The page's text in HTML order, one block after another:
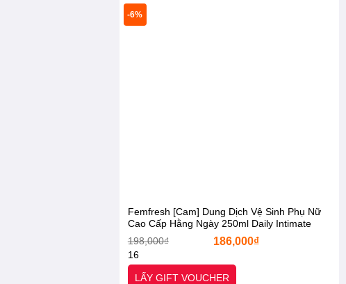
-6%
Femfresh [Cam] Dung Dịch Vệ Sinh Phụ Nữ
Cao Cấp Hằng Ngày 250ml Daily Intimate
Wash. [Otel-Starx- Chính Hãng]
198,000₫
Giá
198,000₫.
186,000₫
16
LẤY GIFT VOUCHER